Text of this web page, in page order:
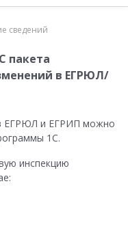
сведений
пакета
в ЕГРЮЛ/
в ЕГРЮЛ и ЕГРИП можно
1С.
инспекцию